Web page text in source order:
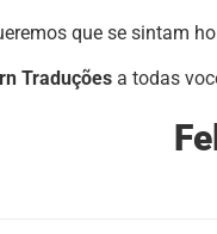
que se sintam
Traduções a todas